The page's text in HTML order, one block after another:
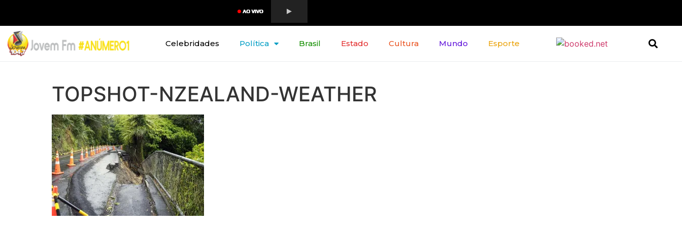
Celebridades Política Brasil Estado Cultura Mundo Esporte
TOPSHOT-NZEALAND-WEATHER